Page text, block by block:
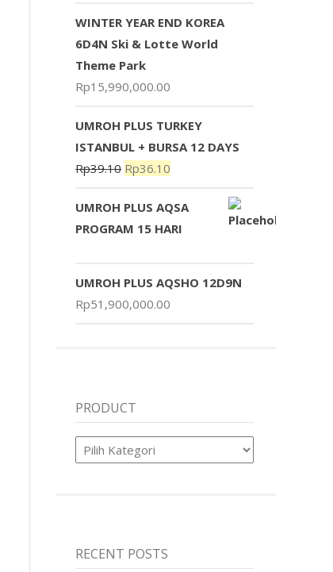
WINTER YEAR END KOREA
6D4N Ski & Lotte World
Theme Park
Rp15,990,000.00
UMROH PLUS TURKEY
ISTANBUL + BURSA 12 DAYS
Rp39.10 Rp36.10
UMROH PLUS AQSA
PROGRAM 15 HARI
UMROH PLUS AQSHO 12D9N
Rp51,900,000.00
PRODUCT
Product
RECENT POSTS